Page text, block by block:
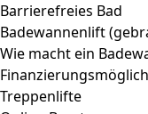
Barrierefreies Bad
Badewannenlift
Wie macht ein
Treppenlifte